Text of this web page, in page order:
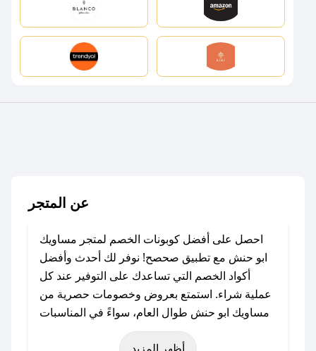
عن المتجر
احصل على أفضل كوبونات الخصم لمتجر مساويك
ابو حنش مع تطبيق صحصح! نوفر لك أحدث وأفضل
أكواد الخصم التي تساعدك على التوفير عند كل
عملية شراء. استمتع بعروض وخصومات حصرية من
مساويك ابو حنش طوال العام، سواءً في المناسبات
مثل عيد الفطر، عيد الأضحى، الجمعة البيضاء (شهر